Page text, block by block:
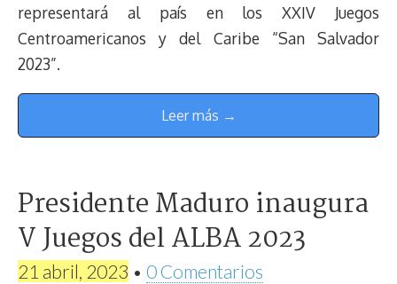
representará al país en los XXIV Juegos
Centroamericanos y del Caribe “San Salvador
2023”.
Leer más →
Presidente Maduro inaugura
V Juegos del ALBA 2023
21 abril, 2023 • 0 Comentarios